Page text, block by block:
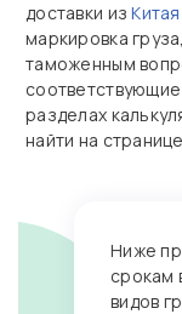
доставки изКитая
маркировка
таможенным
разделах
найти на
Ниже
срокам
видов